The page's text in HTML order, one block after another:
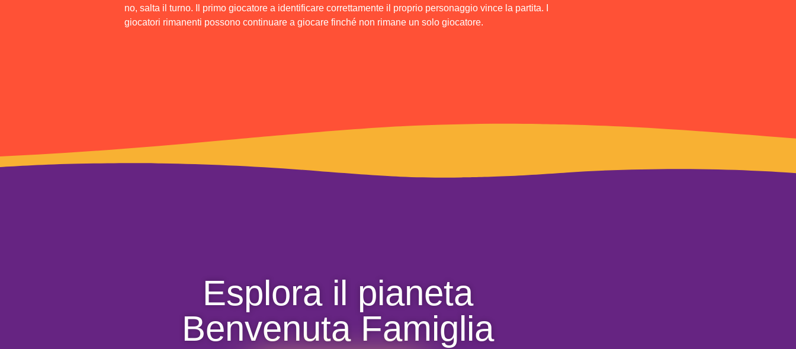
no, salta il turno. Il primo giocatore a identificare correttamente il proprio personaggio vince la partita. I
giocatori rimanenti possono continuare a giocare finché non rimane un solo giocatore.
Esplora il pianeta
Benvenuta Famiglia